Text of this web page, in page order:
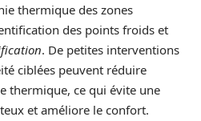
thermique des zones
des points froids et
. De petites interventions
ciblées peuvent réduire
thermique, ce qui évite une
et améliore le confort.